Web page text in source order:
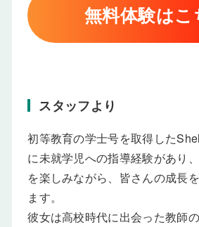
無料体験はこ
スタッフより
初等教育の学士号を取得した
に未就学児への指導経験があり
を楽しみながら、皆さんの成長
ます。
彼女は高校時代に出会った教師